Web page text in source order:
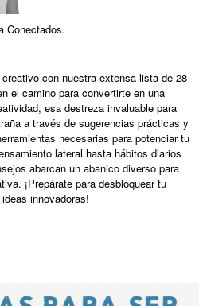
Conectados.
con nuestra extensa lista de 28
el camino para convertirte en una
esa destreza invaluable para
a través de sugerencias prácticas y
necesarias para potenciar tu
lateral hasta hábitos diarios
abarcan un abanico diverso para
¡Prepárate para desbloquear tu
innovadoras!